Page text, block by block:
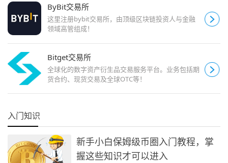
ByBit交易所
这里注册bybit交易所，由顶级区块链投资人与金融
领域高管组成！
Bitget交易所
全球化的数字资产衍生品交易服务平台。业务包括期
货合约、现货交易及全球OTC等！
入门知识
新手小白保姆级币圈入门教程，掌
握这些知识才可以进入